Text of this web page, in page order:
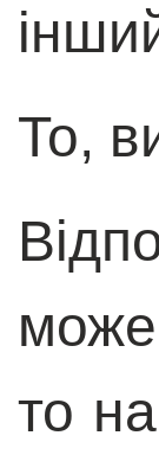
То,
то